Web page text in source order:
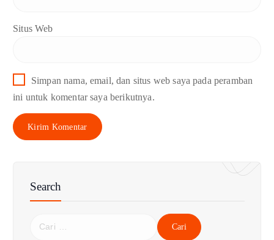
Situs Web
Simpan nama, email, dan situs web saya pada peramban
ini untuk komentar saya berikutnya.
Search